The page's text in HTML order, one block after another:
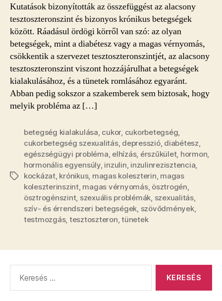
Kutatások bizonyították az összefüggést az alacsony
tesztoszteronszint és bizonyos krónikus betegségek
között. Ráadásul ördögi körről van szó: az olyan
betegségek, mint a diabétesz vagy a magas vérnyomás,
csökkentik a szervezet tesztoszteronszintjét, az alacsony
tesztoszteronszint viszont hozzájárulhat a betegségek
kialakulásához, és a tünetek romlásához egyaránt.
Abban pedig sokszor a szakemberek sem biztosak, hogy
melyik probléma az […]
Címkék
betegség kialakulása cukor, cukorbetegség
cukorbetegség szexualitás, depresszió, diabétesz
egészségügyi probléma elhízás, érszűkület, hormon
hormonális egyensúly, inzulin inzulinrezisztencia
kockázat, krónikus, magas koleszterin magas
koleszterinszint, magas vérnyomás, ösztrogén
ösztrogénszint, szexuális problémák szexualitás,
szív- és érrendszeri betegségek szövődmények,
testmozgás, tesztoszteron ,tünetek